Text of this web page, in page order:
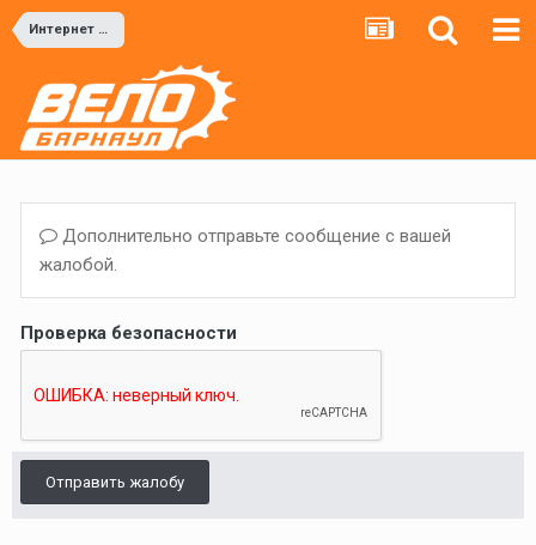
Интернет магазины
Дополнительно отправьте сообщение с вашей
жалобой.
Проверка безопасности
Отправить жалобу